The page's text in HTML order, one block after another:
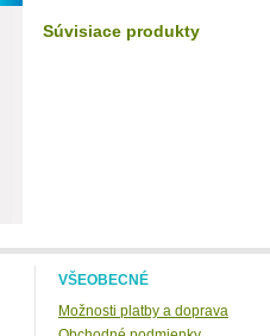
Súvisiace produkty
VŠEOBECNÉ
Možnosti platby a doprava